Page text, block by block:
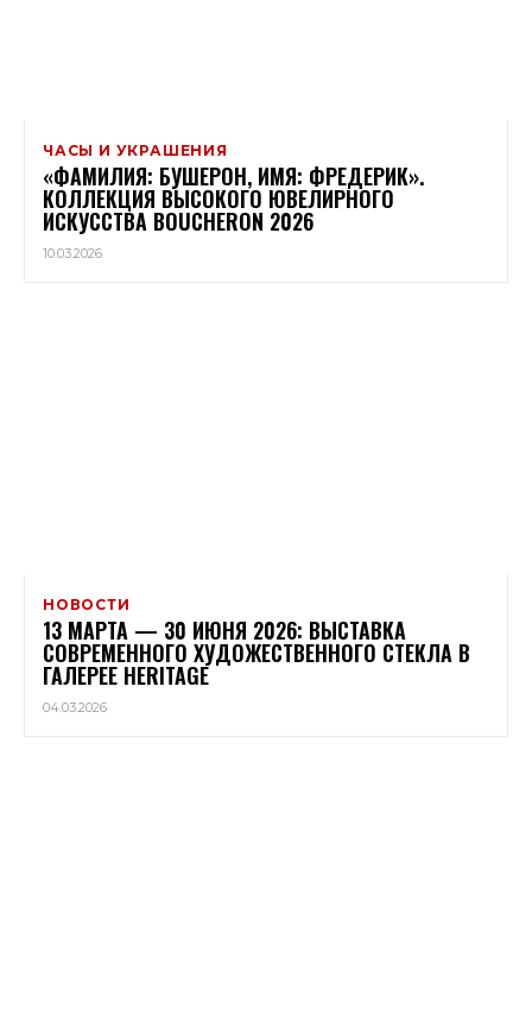
ЧАСЫ И УКРАШЕНИЯ
«ФАМИЛИЯ: БУШЕРОН, ИМЯ: ФРЕДЕРИК».
КОЛЛЕКЦИЯ ВЫСОКОГО ЮВЕЛИРНОГО
ИСКУССТВА BOUCHERON 2026
10.03.2026
НОВОСТИ
13 МАРТА — 30 ИЮНЯ 2026: ВЫСТАВКА
СОВРЕМЕННОГО ХУДОЖЕСТВЕННОГО СТЕКЛА В
ГАЛЕРЕЕ HERITAGE
04.03.2026